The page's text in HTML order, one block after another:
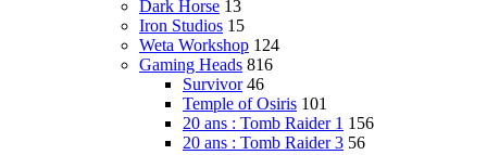
Dark Horse 13
Iron Studios 15
Weta Workshop 124
Gaming Heads 816
Survivor 46
Temple of Osiris 101
20 ans : Tomb Raider 1 156
20 ans : Tomb Raider 3 56